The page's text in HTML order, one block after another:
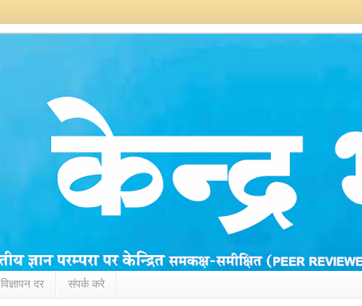
विज्ञापन दर संपर्क करे